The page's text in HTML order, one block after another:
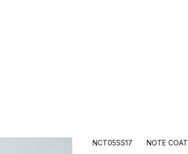
NCT05SS17 NOTE COAT